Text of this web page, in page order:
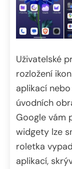
Uživatelské
rozložení
aplikací
úvodních
Google vám
widgety lze
roletka
aplikací,